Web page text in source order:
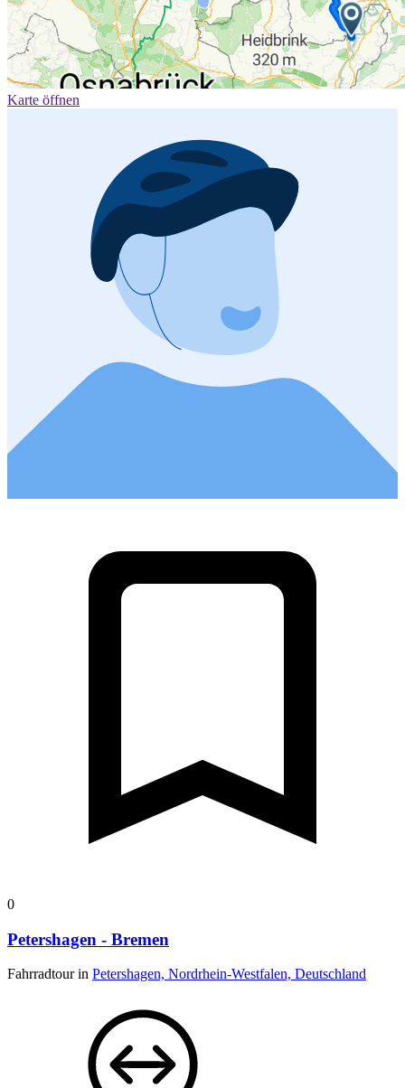
Karte öffnen
0
Petershagen - Bremen
Fahrradtour in Petershagen, Nordrhein-Westfalen, Deutschland